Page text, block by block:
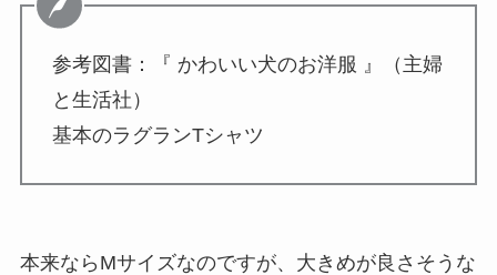
参考図書：『 かわいい犬のお洋服 』（主婦
と生活社）
基本のラグランTシャツ
本来ならMサイズなのですが、大きめが良さそうな